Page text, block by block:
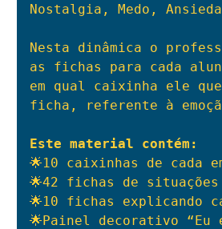
Nostalgia, Medo,
Nesta dinâmica o
as fichas para cada
em qual caixinha ele
ficha, referente à
🌟10 caixinhas de cada
🌟42 fichas de situações
🌟10 fichas explicando
🌟Painel decorativo “Eu